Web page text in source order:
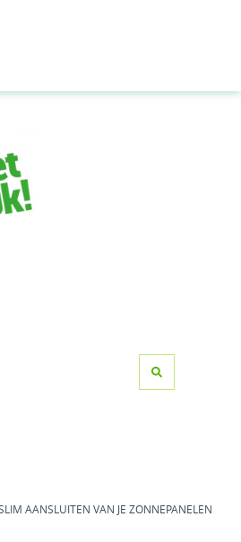
AANSLUITEN VAN JE ZONNEPANELEN